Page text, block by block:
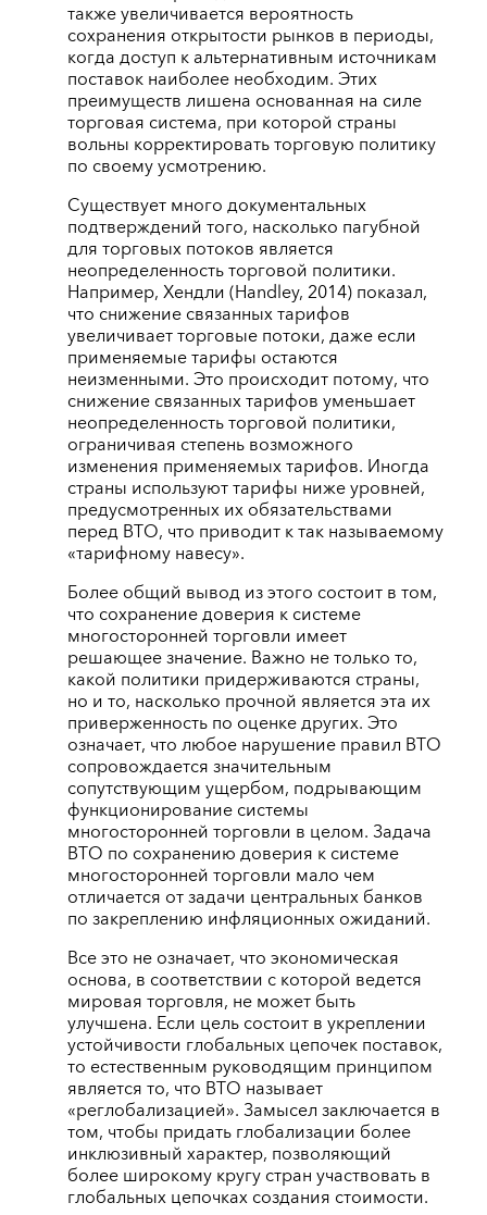
также увеличивается вероятность
сохранения открытости рынков в периоды,
когда доступ к альтернативным источникам
поставок наиболее необходим. Этих
преимуществ лишена основанная на силе
торговая система, при которой страны
вольны корректировать торговую политику
по своему усмотрению.
Существует много документальных
подтверждений того, насколько пагубной
для торговых потоков является
неопределенность торговой политики.
Например, Хендли (Handley, 2014) показал,
что снижение связанных тарифов
увеличивает торговые потоки, даже если
применяемые тарифы остаются
неизменными. Это происходит потому, что
снижение связанных тарифов уменьшает
неопределенность торговой политики,
ограничивая степень возможного
изменения применяемых тарифов. Иногда
страны используют тарифы ниже уровней,
предусмотренных их обязательствами
перед ВТО, что приводит к так называемому
«тарифному навесу».
Более общий вывод из этого состоит в том,
что сохранение доверия к системе
многосторонней торговли имеет
решающее значение. Важно не только то,
какой политики придерживаются страны,
но и то, насколько прочной является эта их
приверженность по оценке других. Это
означает, что любое нарушение правил ВТО
сопровождается значительным
сопутствующим ущербом, подрывающим
функционирование системы
многосторонней торговли в целом. Задача
ВТО по сохранению доверия к системе
многосторонней торговли мало чем
отличается от задачи центральных банков
по закреплению инфляционных ожиданий.
Все это не означает, что экономическая
основа, в соответствии с которой ведется
мировая торговля, не может быть
улучшена. Если цель состоит в укреплении
устойчивости глобальных цепочек поставок,
то естественным руководящим принципом
является то, что ВТО называет
«реглобализацией». Замысел заключается в
том, чтобы придать глобализации более
инклюзивный характер, позволяющий
более широкому кругу стран участвовать в
глобальных цепочках создания стоимости.